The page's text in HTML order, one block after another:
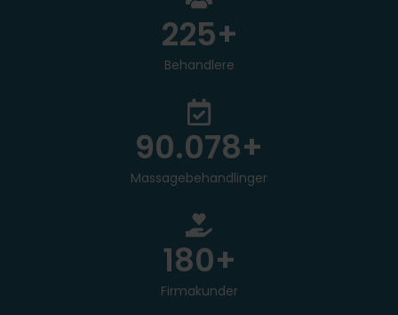
Behandlere
250+
Massagebehandlinger
100.000+
Firmakunder
200+